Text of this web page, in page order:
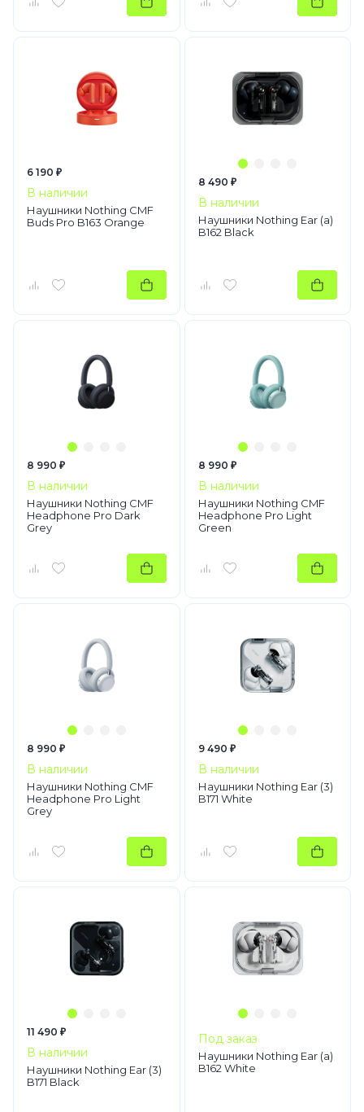
6 190 ₽
В наличии
Наушники Nothing CMF
Buds Pro B163 Orange
8 490 ₽
В наличии
Наушники Nothing Ear (a)
B162 Black
8 990 ₽
В наличии
Наушники Nothing CMF
Headphone Pro Dark
Grey
8 990 ₽
В наличии
Наушники Nothing CMF
Headphone Pro Light
Green
8 990 ₽
В наличии
Наушники Nothing CMF
Headphone Pro Light
Grey
9 490 ₽
В наличии
Наушники Nothing Ear (3)
B171 White
11 490 ₽
В наличии
Наушники Nothing Ear (3)
B171 Black
Под заказ
Наушники Nothing Ear (a)
B162 White